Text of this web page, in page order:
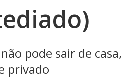
não pode sair de
privado